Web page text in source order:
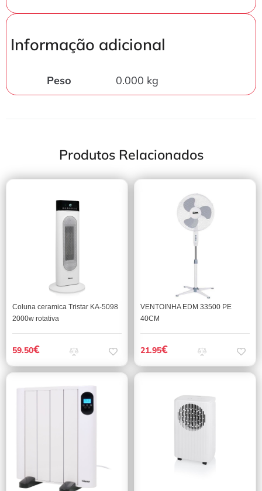
Informação adicional
Peso 0.000 kg
Produtos Relacionados
Coluna ceramica Tristar KA-5098
2000w rotativa
59.50€
VENTOINHA EDM 33500 PE
40CM
21.95€